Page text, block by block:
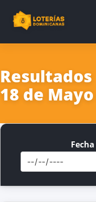
18 de